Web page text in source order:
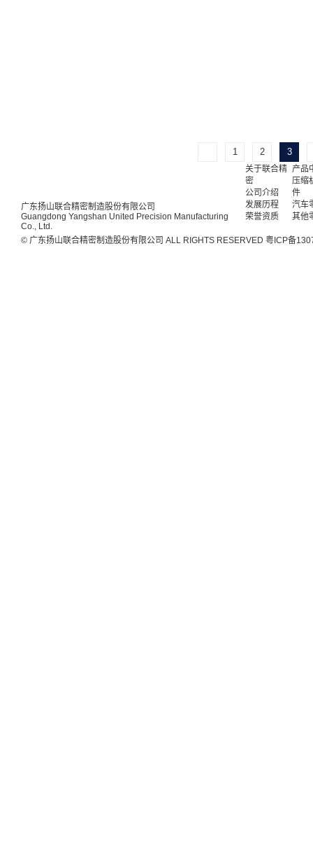
1 2 3
广东扬山联合精密制造股份有限公司
Guangdong Yangshan United Precision Manufacturing
Co., Ltd.
关于联合精
密
公司介绍
发展历程
荣誉资质
产品
压缩
件
汽车
其他
© 广东扬山联合精密制造股份有限公司 ALL RIGHTS RESERVED 粤ICP备